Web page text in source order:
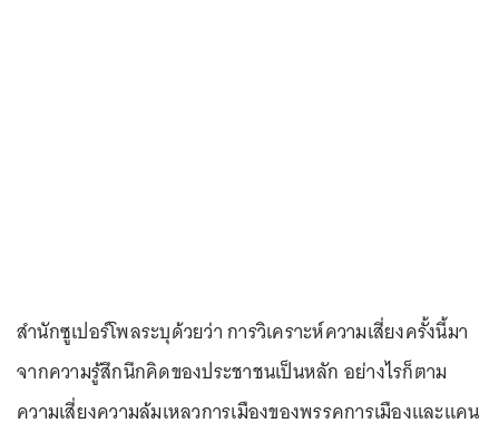
สำนักซูเปอร์โพลระบุด้วยว่า การวิเคราะห์ความเสี่ยงครั้งนี้มา
จากความรู้สึกนึกคิดของประชาชนเป็นหลัก อย่างไรก็ตาม
ความเสี่ยงความล้มเหลวการเมืองของพรรคการเมืองและแคน